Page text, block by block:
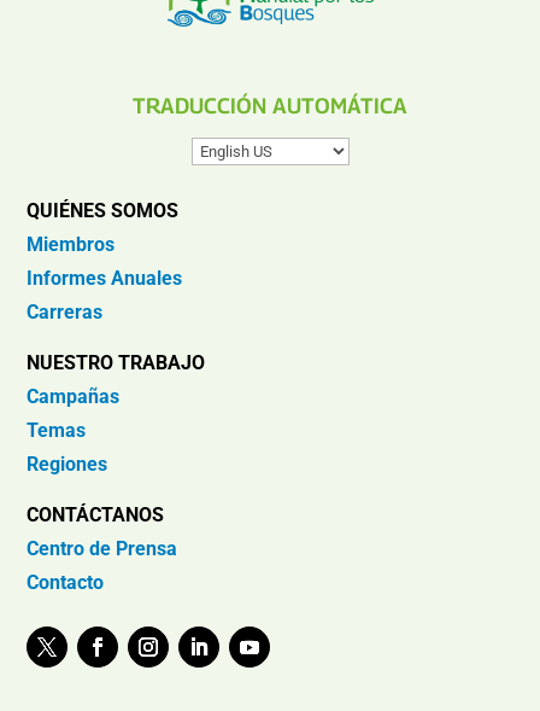
TRADUCCIÓN AUTOMÁTICA
QUIÉNES SOMOS
Miembros
Informes Anuales
Carreras
NUESTRO TRABAJO
Campañas
Temas
Regiones
CONTÁCTANOS
Centro de Prensa
Contacto